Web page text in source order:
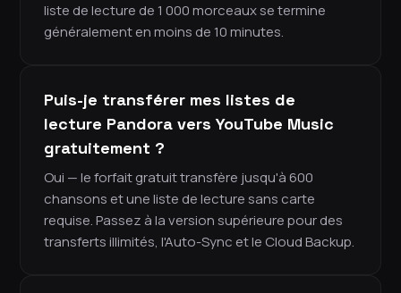
liste de lecture de 1 000 morceaux se termine
généralement en moins de 10 minutes.
Puis-je transférer mes listes de
lecture Pandora vers YouTube Music
gratuitement ?
Oui — le forfait gratuit transfère jusqu'à 600
chansons et une liste de lecture sans carte
requise. Passez à la version supérieure pour des
transferts illimités, l'Auto-Sync et le Cloud Backup.